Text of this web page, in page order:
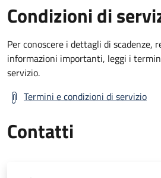
Condizioni di
Per conoscere i dettagli di scadenze,
informazioni importanti, leggi i
servizio.
Termini e condizioni di servizio
Contatti